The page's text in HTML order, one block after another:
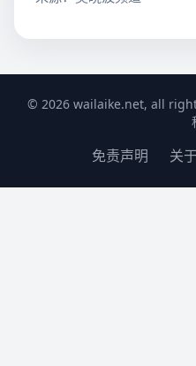
© 2026 wailaike.net, all
免责声明 关